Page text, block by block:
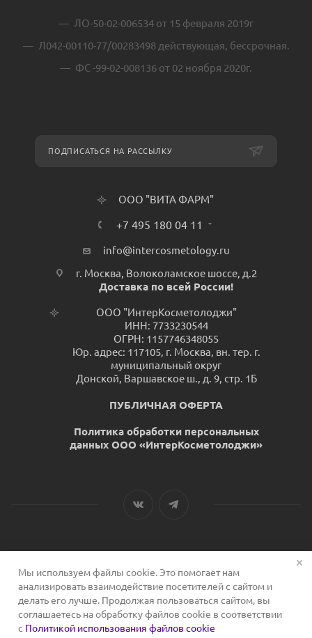
ЛО-50-02-006534 от 15 февраля 2019г
Л042-00110-77/00283498 действующая, бессрочная.
ФС -99-02-008136 от 02 ноября 2020г.
ПОДПИСАТЬСЯ НА РАССЫЛКУ
ООО "ВИТА ФАРМ"
+7 495 180 04 11
info@intercosmetology.ru
г. Москва, Волоколамское шоссе, д.2
Доставка по всей России!
ООО "ИнтерКосметолоджи"
ИНН: 7733230544
ОГРН: 1157746348055
Юр. адрес: 117105, г. Москва, вн. тер. г.
муниципальный округ
Донской, Варшавское ш., д. 9, стр. 1Б
ПУБЛИЧНАЯ ОФЕРТА
Политика обработки персональных
данных ООО «ИнтерКосметолоджи»
2026 © Сервис для косметологов
Мы используем файлы cookie. Это помогает нам
анализировать взаимодействие посетителей с сайтом и
делать его лучше. Продолжая пользоваться сайтом, вы
соглашаетесь на обработку файлов cookie в соответствии
с Политикой использования файлов cookie